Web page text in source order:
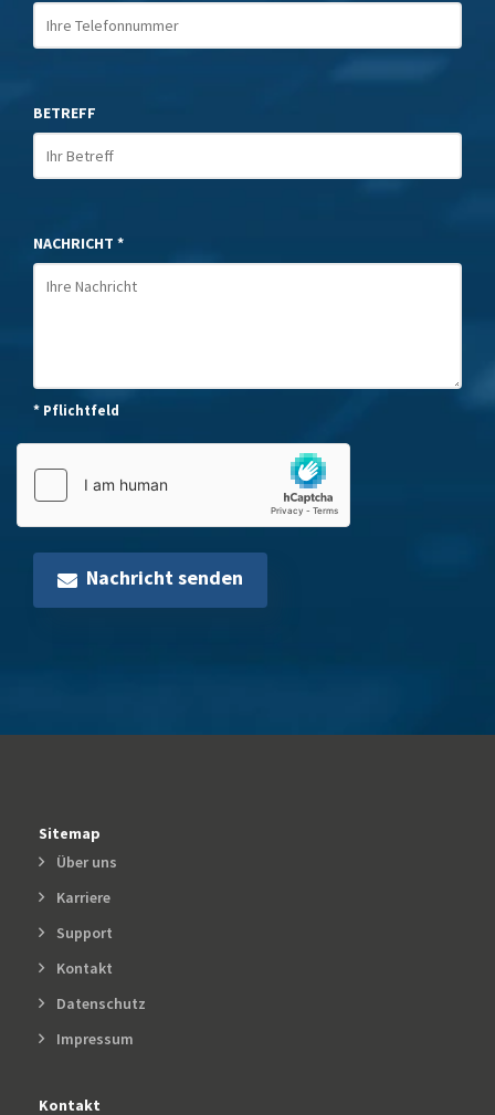
BETREFF
NACHRICHT *
* Pflichtfeld
Nachricht senden
Sitemap
Über uns
Karriere
Support
Kontakt
Datenschutz
Impressum
Kontakt